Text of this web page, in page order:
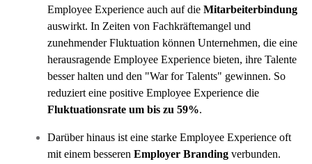
Employee Experience auch auf die Mitarbeiterbindung
auswirkt. In Zeiten von Fachkräftemangel und
zunehmender Fluktuation können Unternehmen, die eine
herausragende Employee Experience bieten, ihre Talente
besser halten und den "War for Talents" gewinnen. So
reduziert eine positive Employee Experience die
Fluktuationsrate um bis zu 59%.
Darüber hinaus ist eine starke Employee Experience oft
mit einem besseren Employer Branding verbunden.